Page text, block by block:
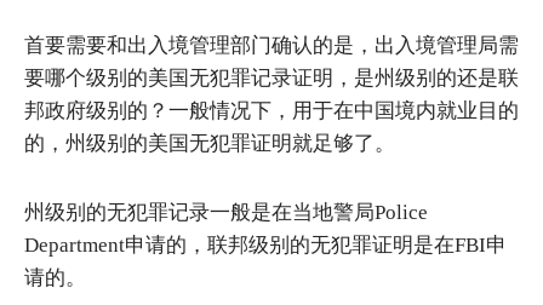
首要需要和出入境管理部门确认的是，出入境管理局需
要哪个级别的美国无犯罪记录证明，是州级别的还是联
邦政府级别的？一般情况下，用于在中国境内就业目的
的，州级别的美国无犯罪证明就足够了。
州级别的无犯罪记录一般是在当地警局Police
Department申请的，联邦级别的无犯罪证明是在FBI申
请的。